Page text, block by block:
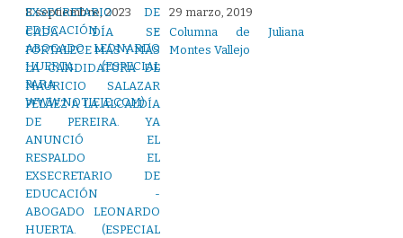
8 septiembre, 2023
CADA DÍA SE
FORTALECE MÁS Y MÁS
LA CANDIDATURA DE
MAURICIO SALAZAR
PELÁEZ A LA ALCALDÍA
DE PEREIRA. YA
ANUNCIÓ EL
RESPALDO EL
EXSECRETARIO DE
EDUCACIÓN -
ABOGADO LEONARDO
HUERTA. (ESPECIAL
29 marzo, 2019
Columna de Juliana
Montes Vallejo